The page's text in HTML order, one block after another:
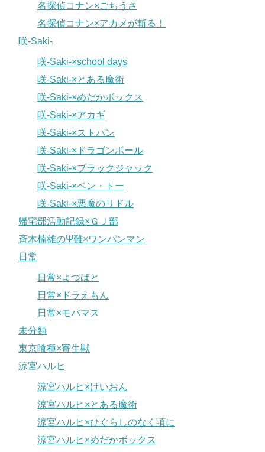
名探偵コナン×ごちうさ
名探偵コナン×アカメが斬る！
咲-Saki-
咲-Saki-×school days
咲-Saki-×とある魔術
咲-Saki-×めだかボックス
咲-Saki-×アカギ
咲-Saki-×ストパン
咲-Saki-×ドラゴンボール
咲-Saki-×ブラックジャック
咲-Saki-×ベン・トー
咲-Saki-×悪魔のリドル
帰宅部活動記録×ＧＪ部
斉木楠雄のΨ難×ワンパンマン
日常
日常×よつばと
日常×ドラえもん
日常×モバマス
未分類
東京喰種×寄生獣
涼宮ハルヒ
涼宮ハルヒ×けいおん
涼宮ハルヒ×とある魔術
涼宮ハルヒ×ひぐらしのなく頃に
涼宮ハルヒ×めだかボックス